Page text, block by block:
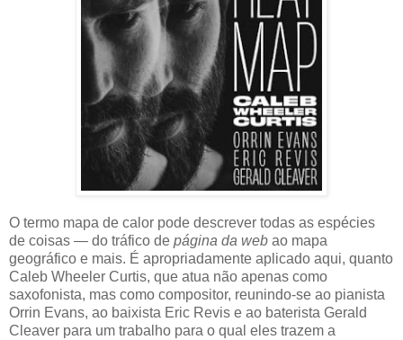
O termo mapa de calor pode descrever todas as espécies
de coisas — do tráfico de página da web ao mapa
geográfico e mais. É apropriadamente aplicado aqui, quanto
Caleb Wheeler Curtis, que atua não apenas como
saxofonista, mas como compositor, reunindo-se ao pianista
Orrin Evans, ao baixista Eric Revis e ao baterista Gerald
Cleaver para um trabalho para o qual eles trazem a